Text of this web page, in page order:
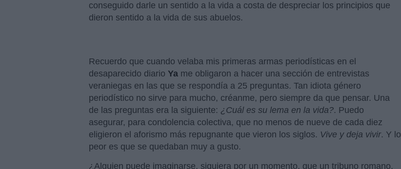
conseguido darle un sentido a la vida a costa de despreciar los principios que
dieron sentido a la vida de sus abuelos.
Recuerdo que cuando velaba mis primeras armas periodísticas en el
desaparecido diario Ya me obligaron a hacer una sección de entrevistas
veraniegas en las que se respondía a 25 preguntas. Tan idiota género
periodístico no sirve para mucho, créanme, pero siempre da que pensar. Una
de las preguntas era la siguiente: ¿Cuál es su lema en la vida?. Puedo
asegurar, para condolencia colectiva, que no menos de nueve de cada diez
eligieron el aforismo más repugnante que vieron los siglos. Vive y deja vivir. Y lo
peor es que se quedaban muy a gusto.
¿Alguien puede imaginarse, siquiera por un momento, que un tribuno romano,